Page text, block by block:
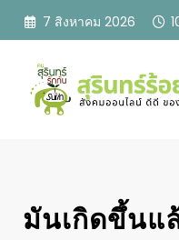
Skip
7 สิงหาคม 2026
มันเกิดขึ้นแ